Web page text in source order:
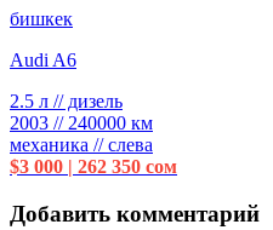
бишкек
Audi A6
2.5 л // дизель
2003 // 240000 км
механика // слева
$3 000 | 262 350 сом
Добавить комментарий